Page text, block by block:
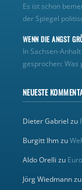
Es ist schon
der Spiegel
WENN DIE ANGST
In Sachsen-
gesprochen:
NEUESTE
Dieter Gabriel zu
Burgitt Ihmzu
Aldo Orelli zu
Jörg Wiedmannzu